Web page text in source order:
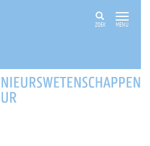
ZOEK MENU